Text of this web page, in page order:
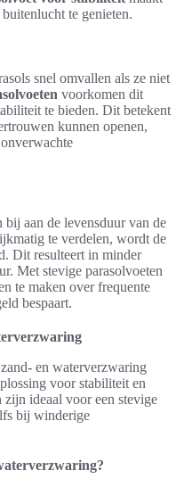
te genieten.
snel omvallen als ze niet
voorkomen dit
te bieden. Dit betekent
kunnen openen,
bij aan de levensduur van de
te verdelen, wordt de
Dit resulteert in minder
Met stevige parasolvoeten
te maken over frequente
bespaart.
en waterverzwaring
voor stabiliteit en
ideaal voor een stevige
bij winderige